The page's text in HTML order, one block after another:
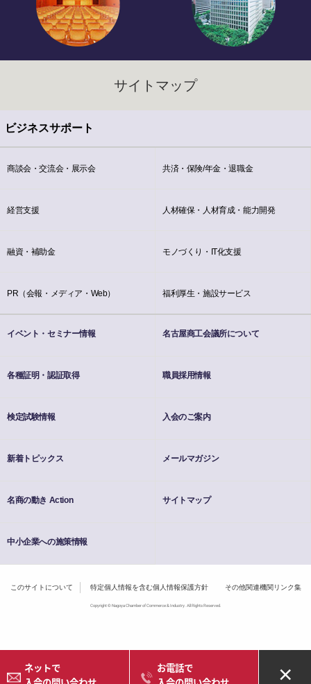
サイトマップ
ビジネスサポート
商談会・交流会・展示会
経営支援
融資・補助金
PR（会報・メディア・Web）
共済・保険/年金・退職金
人材確保・人材育成・能力開発
モノづくり・IT化支援
福利厚生・施設サービス
イベント・セミナー情報
各種証明・認証取得
検定試験情報
新着トピックス
名商の動き Action
中小企業への施策情報
名古屋商工会議所について
職員採用情報
入会のご案内
メールマガジン
サイトマップ
このサイトについて 特定個人情報を含む個人情報保護方針 その他関連機関リンク集
Copyright © Nagoya Chamber of Commerce & Industry. All Rights Reserved.
ネットで
お電話で
×